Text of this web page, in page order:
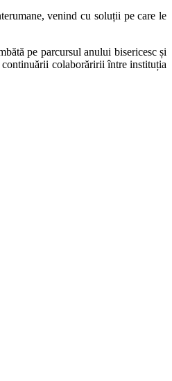
venind cu soluții pe care le
pe parcursul anului bisericesc și
continuării colaborăririi între instituția